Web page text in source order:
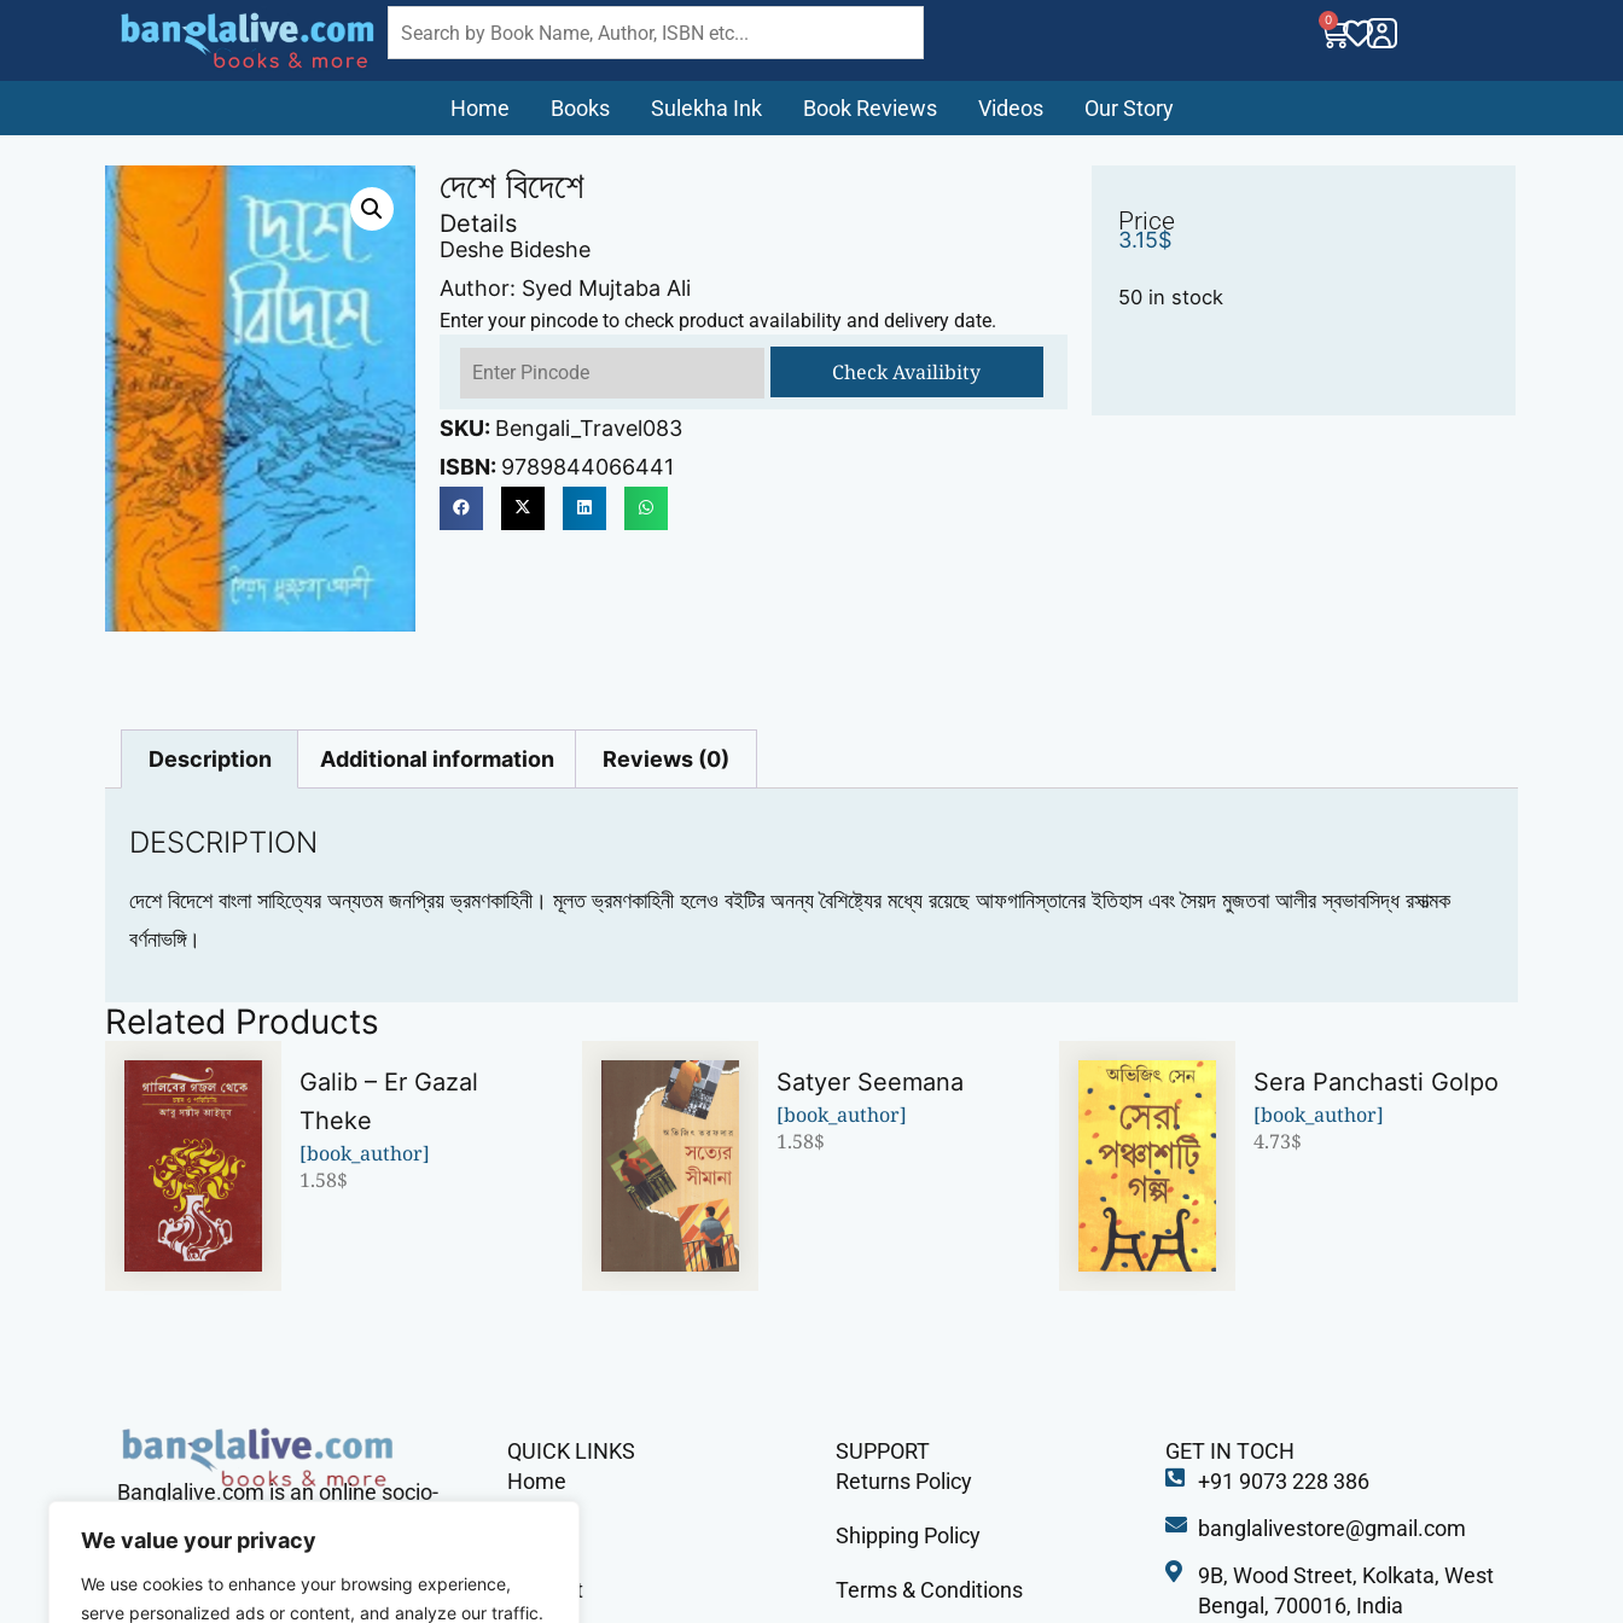
We value your privacy
We use cookies to enhance your browsing experience,
serve personalized ads or content, and analyze our traffic.
0
Home Books Sulekha Ink Book Reviews Videos Our Story
দেশে বিদেশে
Details
Deshe Bideshe
Author: Syed Mujtaba Ali
Enter your pincode to check product availability and delivery date.
Check Availibity
SKU: Bengali_Travel083
ISBN: 9789844066441
Price
3.15$
50 in stock
Description Additional information Reviews (0)
DESCRIPTION
দেশে বিদেশে বাংলা সাহিত্যের অন্যতম জনপ্রিয় ভ্রমণকাহিনী। মূলত ভ্রমণকাহিনী হলেও বইটির অনন্য বৈশিষ্ট্যের মধ্যে রয়েছে আফগানিস্তানের ইতিহাস এবং সৈয়দ মুজতবা আলীর স্বভাবসিদ্ধ রসাত্মক
বর্ণনাভঙ্গি।
Related Products
Galib – Er Gazal
Theke
[book_author]
1.58$
Satyer Seemana
[book_author]
1.58$
Sera Panchasti Golpo
[book_author]
4.73$
Banglalive.com is an online socio-
sole mission to connect Bengalis
across the globe.
QUICK LINKS
Home
Contact
SUPPORT
Returns Policy
Shipping Policy
Terms & Conditions
GET IN TOCH
+91 9073 228 386
banglalivestore@gmail.com
9B, Wood Street, Kolkata, West
Bengal, 700016, India